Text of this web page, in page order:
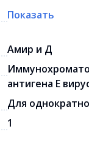
Показать
Амир и Д
антигена E
Для
1